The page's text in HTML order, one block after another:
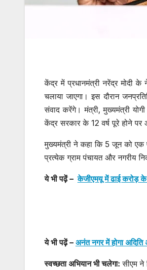
केंद्र में प्रधानमंत्री नरेंद्र मोदी
चलाया जाएगा। इस दौरान
संवाद करेंगे। मंत्री, मुख्यमंत्री
केंद्र सरकार के 12 वर्ष पूरे होने पर
मुख्यमंत्री ने कहा कि 5 जून को एक
प्रत्येक ग्राम पंचायत और नगरीय
ये भी पढ़ें –केजीएमयू में ढाई करोड़ के
ये भी पढ़ें – अनंत नगर में होगा
स्वच्छता अभियान भी चलेगा:सीएम